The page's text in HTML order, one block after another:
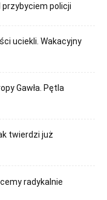
przybyciem policji
uciekli. Wakacyjny
Gawła. Pętla
twierdzi już
radykalnie